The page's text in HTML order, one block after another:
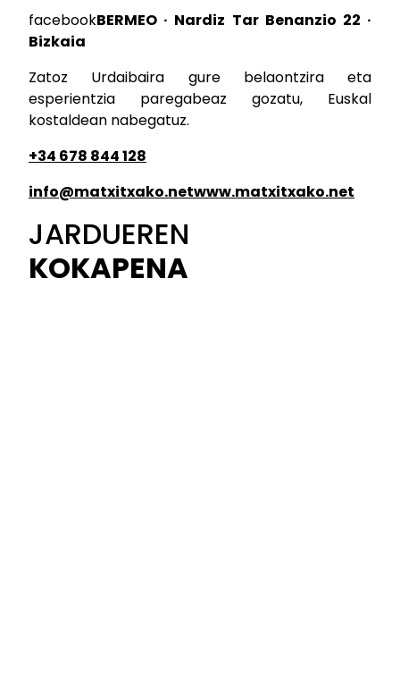
facebookBERMEO · Nardiz Tar Benanzio 22 ·
Bizkaia
Zatoz Urdaibaira gure belaontzira eta
esperientzia paregabeaz gozatu, Euskal
kostaldean nabegatuz.
+34 678 844 128
info@matxitxako.netwww.matxitxako.net
JARDUEREN
KOKAPENA